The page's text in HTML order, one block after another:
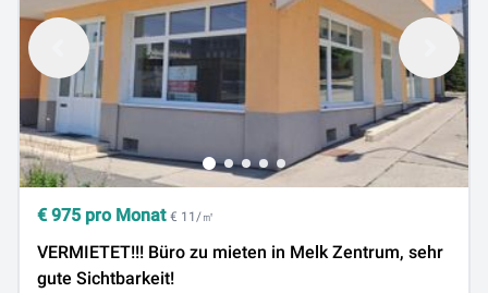
€ 975 pro Monat € 11/㎡
VERMIETET!!! Büro zu mieten in Melk Zentrum, sehr
gute Sichtbarkeit!